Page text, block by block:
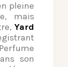
pleine
mais
Yard
son